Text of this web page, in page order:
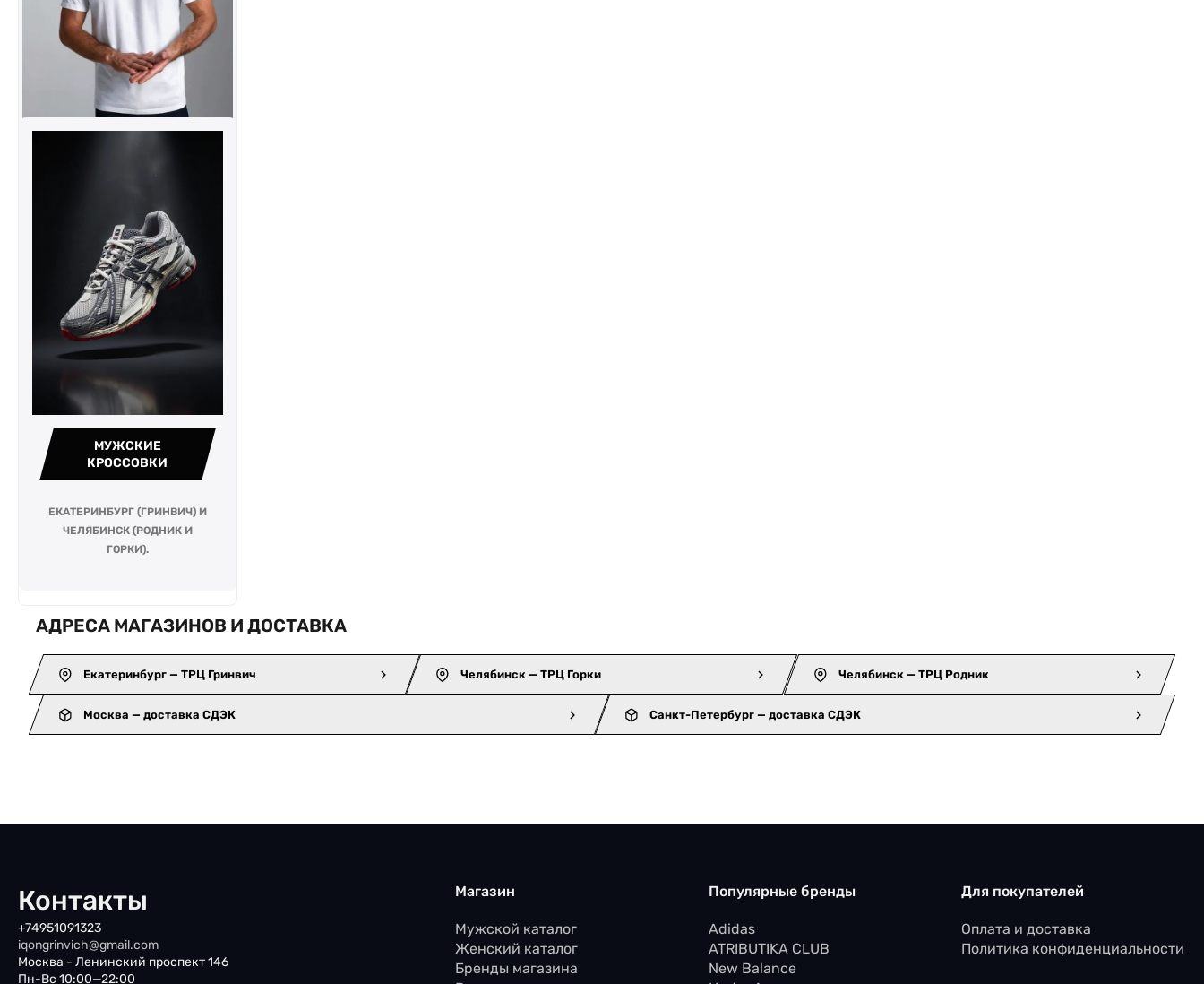
МУЖСКИЕ
КРОССОВКИ
ЕКАТЕРИНБУРГ (ГРИНВИЧ) И
ЧЕЛЯБИНСК (РОДНИК И
ГОРКИ).
АДРЕСА МАГАЗИНОВ И ДОСТАВКА
Екатеринбург — ТРЦ Гринвич Челябинск — ТРЦ Горки Челябинск — ТРЦ Родник
Москва — доставка СДЭК Санкт-Петербург — доставка СДЭК
Контакты
+74951091323
iqongrinvich@gmail.com
Москва - Ленинский проспект 146
Пн-Вс 10:00—22:00
Магазин
Мужской каталог
Женский каталог
Бренды магазина
Популярные бренды
Adidas
ATRIBUTIKA CLUB
New Balance
Для покупателей
Оплата и доставка
Политика конфиденциальности